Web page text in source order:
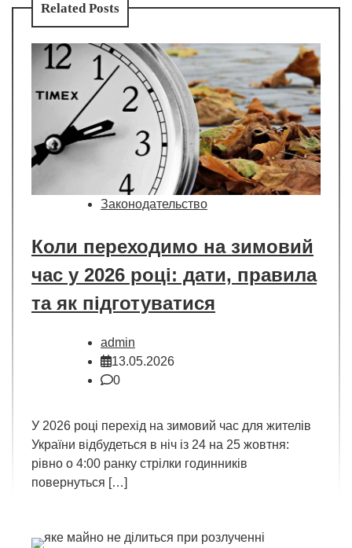
Related Posts
Законодательство
Коли переходимо на зимовий
час у 2026 році: дати, правила
та як підготуватися
admin
13.05.2026
0
У 2026 році перехід на зимовий час для жителів
України відбудеться в ніч із 24 на 25 жовтня:
рівно о 4:00 ранку стрілки годинників
повернуться […]